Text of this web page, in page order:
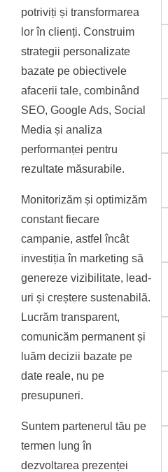
potriviți și transformarea
lor în clienți. Construim
strategii personalizate
bazate pe obiectivele
afacerii tale, combinând
SEO, Google Ads, Social
Media și analiza
performanței pentru
rezultate măsurabile.
Monitorizăm și optimizăm
constant fiecare
campanie, astfel încât
investiția în marketing să
genereze vizibilitate, lead-
uri și creștere sustenabilă.
Lucrăm transparent,
comunicăm permanent și
luăm decizii bazate pe
date reale, nu pe
presupuneri.
Suntem partenerul tău pe
termen lung în
dezvoltarea prezenței